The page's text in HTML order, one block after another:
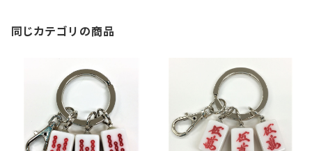
同じカテゴリの商品